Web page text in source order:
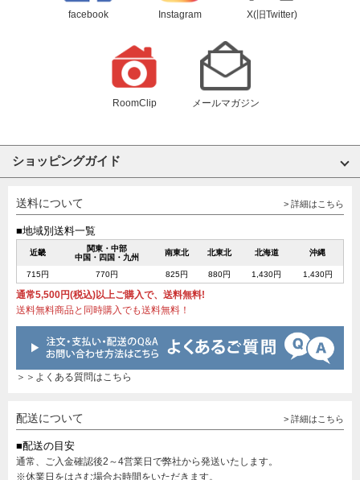
facebook Instagram X(旧Twitter)
RoomClip メールマガジン
ショッピングガイド
送料について > 詳細はこちら
■地域別送料一覧
近畿
関東・中部
中国・四国・九州
南東北 北東北 北海道 沖縄
715円 770円 825円 880円 1,430円 1,430円
通常5,500円(税込)以上ご購入で、送料無料!
送料無料商品と同時購入でも送料無料！
＞＞よくある質問はこちら
配送について > 詳細はこちら
■配送の目安
通常、ご入金確認後2～4営業日で弊社から発送いたします。
※休業日をはさむ場合お時間をいただきます。